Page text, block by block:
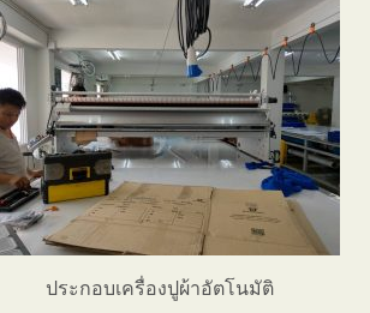
ประกอบเครื่องปูผ้าอัตโนมัติ